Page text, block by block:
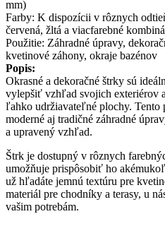
mm)
Farby: K dispozícii v rôznych
červená, žltá a viacfarebné
Použitie: Záhradné úpravy,
kvetinové záhony, okraje bazénov
Popis:
Okrasné a dekoračné štrky sú
vylepšiť vzhľad svojich exteriérov
ľahko udržiavateľné plochy. Tento
moderné aj tradičné záhradné
a upravený vzhľad.
Štrk je dostupný v rôznych
umožňuje prispôsobiť ho
už hľadáte jemnú textúru pre
materiál pre chodníky a terasy, u
vašim potrebám.